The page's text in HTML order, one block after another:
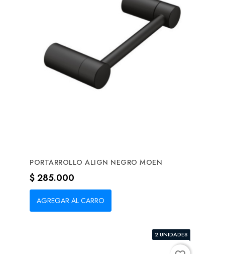
PORTARROLLO ALIGN NEGRO MOEN
Precio
$ 285.000
AGREGAR AL CARRO
2 UNIDADES